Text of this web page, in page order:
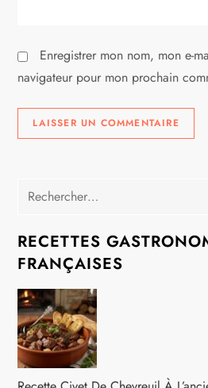
l
e
Enregistrer mon nom, mon e-
navigateur pour mon prochain
Rechercher :
RECETTES
FRANÇAISES